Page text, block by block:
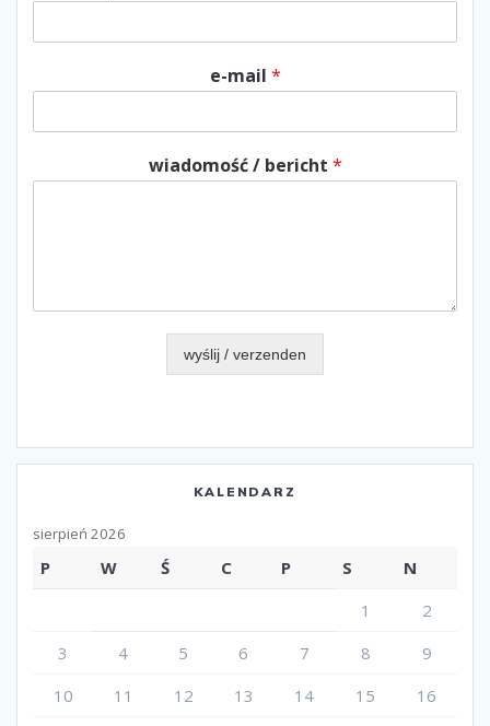
e-mail *
wiadomość / bericht *
wyślij / verzenden
KALENDARZ
sierpień 2026
P W Ś C P S
N
1
2
3
4 5 6 7 8
9
10
11 12 13 14 15
16